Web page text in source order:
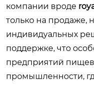
компании вроде
только на продаже,
индивидуальных
поддержке, что
предприятий
промышленности,